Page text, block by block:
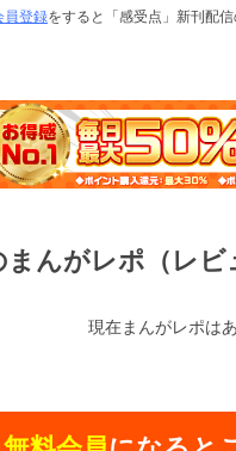
員登録をすると「感受点」新刊配
んがレポ（レビ
現在まんがレポは